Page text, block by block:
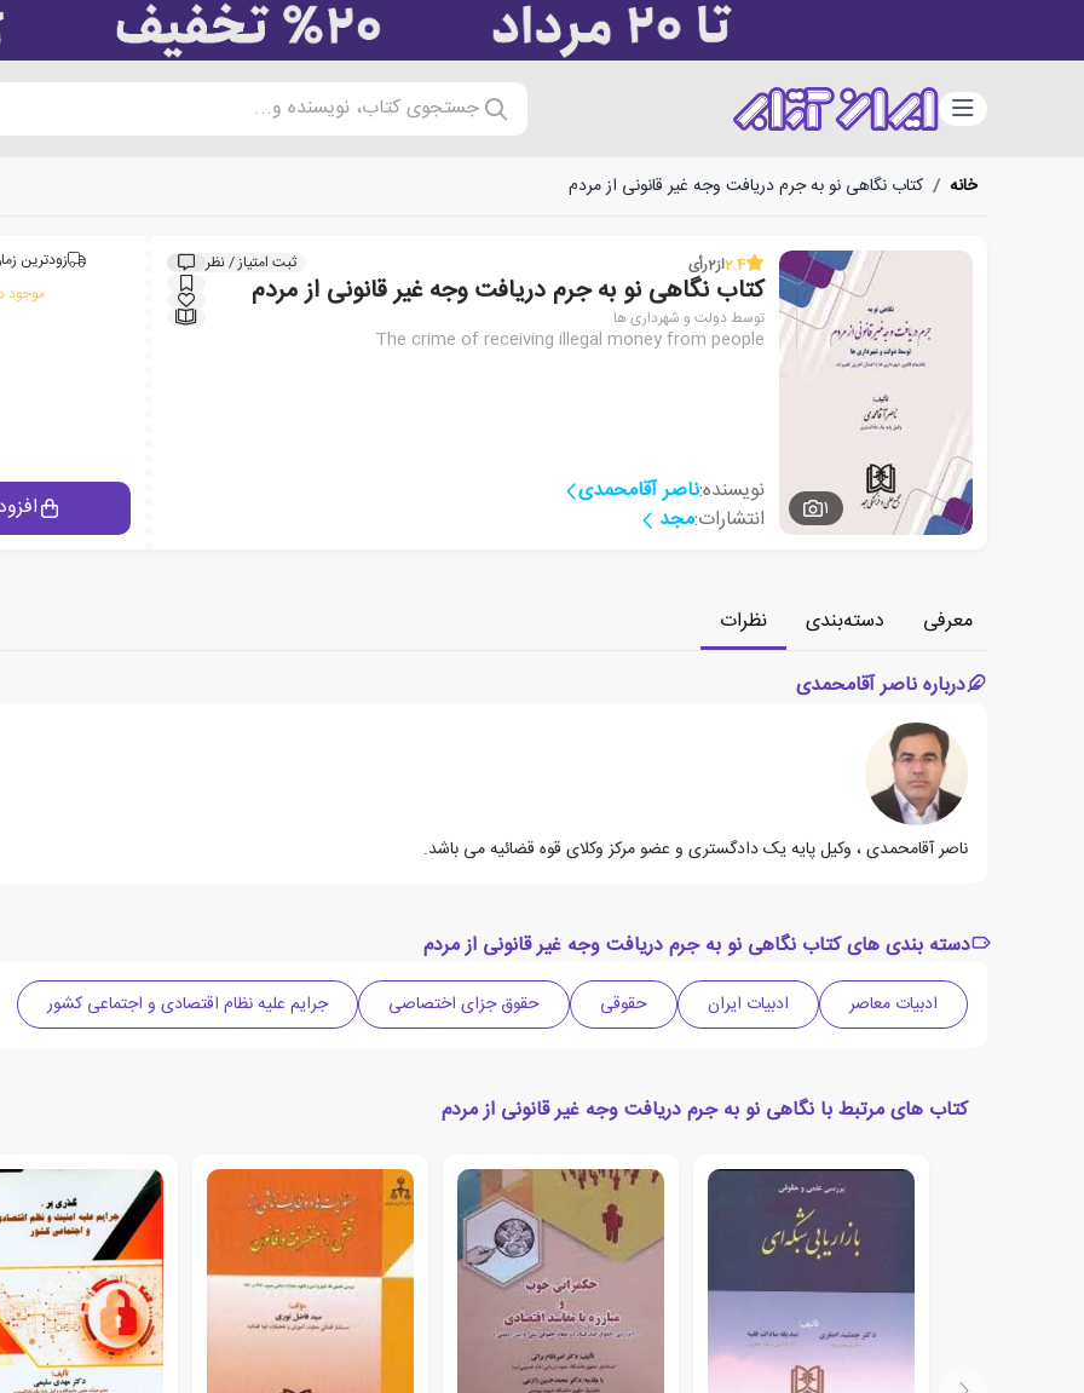
دسته‌بندی جستجوی کتاب، نویسنده و...
خانه / کتاب نگاهی نو به جرم دریافت وجه غیر قانونی از مردم
1
2.4از2رأی ثبت امتیاز / نظر
کتاب نگاهی نو به جرم دریافت وجه غیر قانونی از مردم
توسط دولت و شهرداری ها
The crime of receiving illegal money from people
نویسنده:ناصر آقامحمدی
انتشارات:مجد
زودترین
موجود
معرفی دسته‌بندی
نظرات
درباره ناصر آقامحمدی
ناصر آقامحمدی ، وکیل پایه یک دادگستری و عضو مرکز وکلای قوه قضائیه می باشد.
دسته بندی های کتاب نگاهی نو به جرم دریافت وجه غیر قانونی از مردم
ادبیات معاصر ادبیات ایران حقوقی حقوق جزای اختصاصی جرایم علیه نظام اقتصادی و اجتماعی کشور
کتاب های مرتبط با نگاهی نو به جرم دریافت وجه غیر قانونی از مردم